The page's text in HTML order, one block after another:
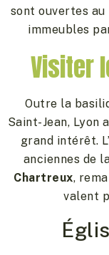
sont ouvertes
immeubles
Visiter
Outre la
Saint-Jean,
grand intérêt.
anciennes de
Chartreux,
valent